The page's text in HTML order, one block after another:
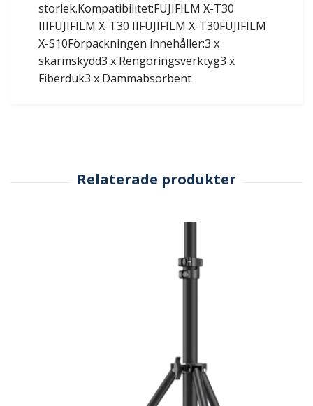
storlek.Kompatibilitet:FUJIFILM X-T30
IIIFUJIFILM X-T30 IIFUJIFILM X-T30FUJIFILM
X-S10Förpackningen innehåller:3 x
skärmskydd3 x Rengöringsverktyg3 x
Fiberduk3 x Dammabsorbent